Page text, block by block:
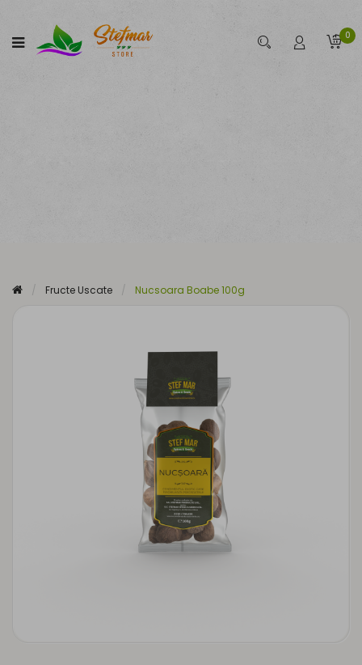
0
Fructe Uscate Nucsoara Boabe 100g